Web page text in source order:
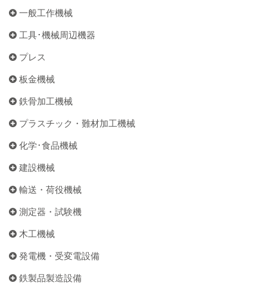
一般工作機械
工具･機械周辺機器
プレス
板金機械
鉄骨加工機械
プラスチック・難材加工機械
化学･食品機械
建設機械
輸送・荷役機械
測定器・試験機
木工機械
発電機・受変電設備
鉄製品製造設備